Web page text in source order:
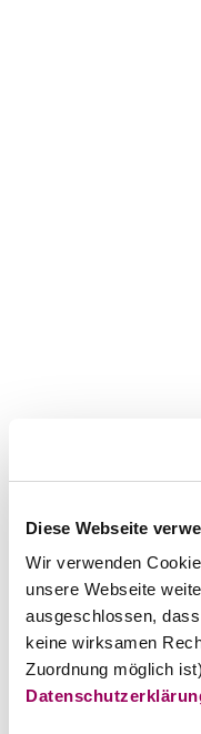
Diese Webseite
Wir verwenden
unsere Webseite
ausgeschlossen,
keine wirksamen
Zuordnung möglich